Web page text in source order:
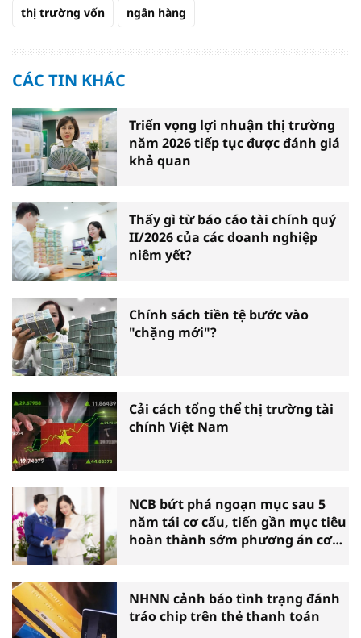
thị trường vốn ngân hàng
CÁC TIN KHÁC
Triển vọng lợi nhuận thị trường
năm 2026 tiếp tục được đánh giá
khả quan
Thấy gì từ báo cáo tài chính quý
II/2026 của các doanh nghiệp
niêm yết?
Chính sách tiền tệ bước vào
"chặng mới"?
Cải cách tổng thể thị trường tài
chính Việt Nam
NCB bứt phá ngoạn mục sau 5
năm tái cơ cấu, tiến gần mục tiêu
hoàn thành sớm phương án cơ
NHNN cảnh báo tình trạng đánh
tráo chip trên thẻ thanh toán